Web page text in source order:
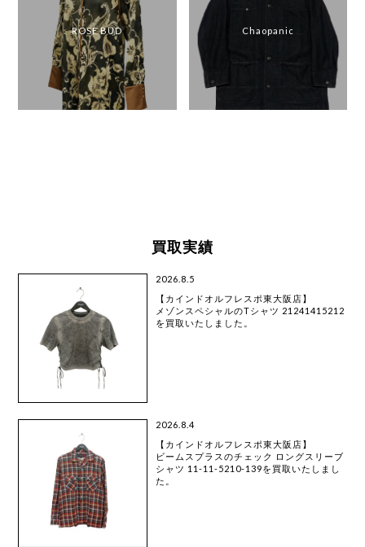
ROSE BUD Chaopanic
買取実績
2026.8.5
【カインドオルフレスポ東大阪店】
メゾンスペシャルのTシャツ 21241415212
を買取いたしました。
2026.8.4
【カインドオルフレスポ東大阪店】
ビームスプラスのチェック ロングスリーブ
シャツ 11-11-5210-139を買取いたしまし
た。